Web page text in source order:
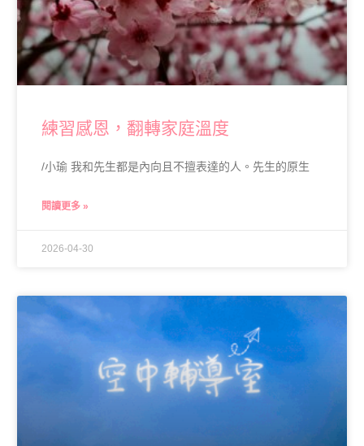
練習感恩，翻轉家庭溫度
/小瑜 我和先生都是內向且不擅表達的人。先生的原生
閱讀更多 »
2026-04-30